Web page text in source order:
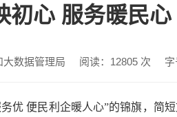
初心 服务暖民心
数据管理局 阅读： 12805 次 字
便民利企暖人心”的锦旗，简